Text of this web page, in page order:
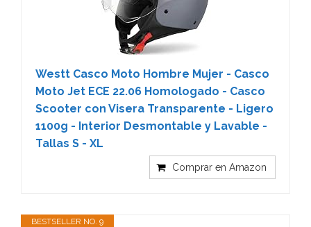
Westt Casco Moto Hombre Mujer - Casco
Moto Jet ECE 22.06 Homologado - Casco
Scooter con Visera Transparente - Ligero
1100g - Interior Desmontable y Lavable -
Tallas S - XL
Comprar en Amazon
BESTSELLER NO. 9